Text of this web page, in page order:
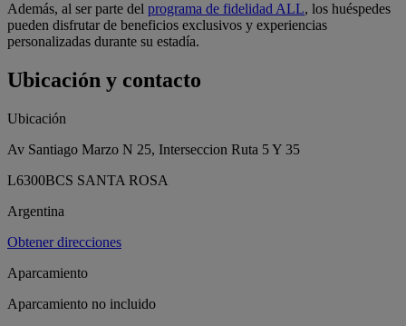
Además, al ser parte del programa de fidelidad ALL, los huéspedes
pueden disfrutar de beneficios exclusivos y experiencias
personalizadas durante su estadía.
Ubicación y contacto
Ubicación
Av Santiago Marzo N 25, Interseccion Ruta 5 Y 35
L6300BCS SANTA ROSA
Argentina
Obtener direcciones
Aparcamiento
Aparcamiento no incluido